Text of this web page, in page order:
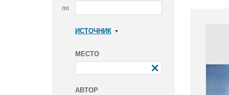
по
ИСТОЧНИК
МЕСТО
АВТОР